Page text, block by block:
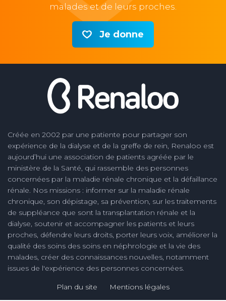
malades et de leurs proches.
Je donne
Créée en 2002 par une patiente pour partager son
expérience de la dialyse et de la greffe de rein, Renaloo est
aujourd’hui une association de patients agréée par le
ministère de la Santé, qui rassemble des personnes
concernées par la maladie rénale chronique et la défaillance
rénale. Nos missions : informer sur la maladie rénale
chronique, son dépistage, sa prévention, sur les traitements
de suppléance que sont la transplantation rénale et la
dialyse, soutenir et accompagner les patients et leurs
proches, défendre leurs droits, porter leurs voix, améliorer la
qualité des soins des soins en néphrologie et la vie des
malades, créer des connaissances nouvelles, notamment
issues de l'expérience des personnes concernées.
Plan du site Mentions légales